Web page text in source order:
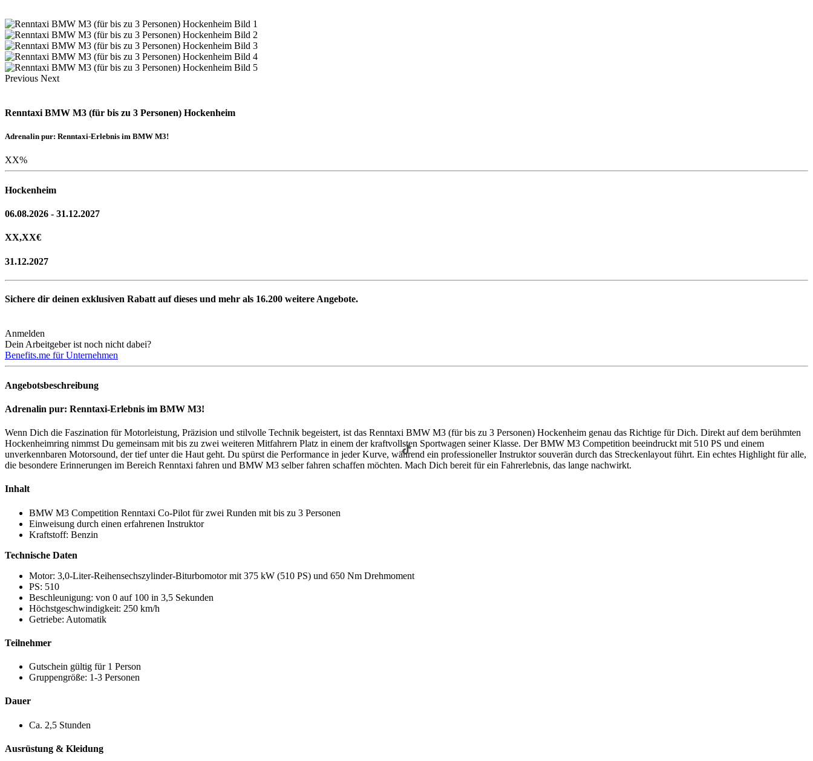
Previous Next
Renntaxi BMW M3 (für bis zu 3 Personen) Hockenheim
Adrenalin pur: Renntaxi-Erlebnis im BMW M3!
XX%
Hockenheim
06.08.2026 - 31.12.2027
XX,XX€
31.12.2027
Sichere dir deinen exklusiven Rabatt auf dieses und mehr als 16.200 weitere Angebote.
Anmelden
Dein Arbeitgeber ist noch nicht dabei?
Benefits.me für Unternehmen
Angebotsbeschreibung
Adrenalin pur: Renntaxi-Erlebnis im BMW M3!
Wenn Dich die Faszination für Motorleistung, Präzision und stilvolle Technik begeistert, ist das Renntaxi BMW M3 (für bis zu 3 Personen) Hockenheim genau das Richtige für Dich. Direkt auf dem berühmten
Hockenheimring nimmst Du gemeinsam mit bis zu zwei weiteren Mitfahrern Platz in einem der kraftvollsten Sportwagen seiner Klasse. Der BMW M3 Competition beeindruckt mit 510 PS und einem
unverkennbaren Motorsound, der tief unter die Haut geht. Du spürst die Performance in jeder Kurve, während ein professioneller Instruktor souverän durch das Streckenlayout führt. Ein echtes Highlight für alle,
die besondere Erinnerungen im Bereich Renntaxi fahren und BMW M3 selber fahren schaffen möchten. Mach Dich bereit für ein Fahrerlebnis, das lange nachwirkt.
Inhalt
BMW M3 Competition Renntaxi Co-Pilot für zwei Runden mit bis zu 3 Personen
Einweisung durch einen erfahrenen Instruktor
Kraftstoff: Benzin
Technische Daten
Motor: 3,0-Liter-Reihensechszylinder-Biturbomotor mit 375 kW (510 PS) und 650 Nm Drehmoment
PS: 510
Beschleunigung: von 0 auf 100 in 3,5 Sekunden
Höchstgeschwindigkeit: 250 km/h
Getriebe: Automatik
Teilnehmer
Gutschein gültig für 1 Person
Gruppengröße: 1-3 Personen
Dauer
Ca. 2,5 Stunden
Ausrüstung & Kleidung